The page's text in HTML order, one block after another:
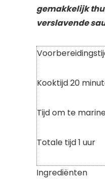
gemakkelijk
verslavende
Kooktijd20
Tijd om te
Totale tijd1 uur
Ingrediënten